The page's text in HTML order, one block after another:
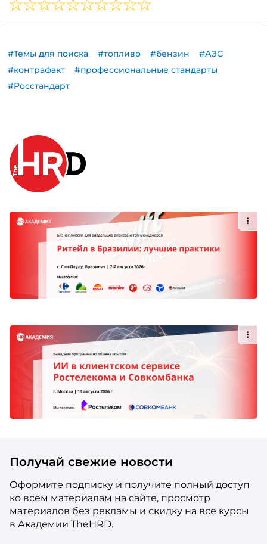
#Темы для поиска #топливо #бензин
#АЗС
#контрафакт
#профессиональные стандарты
#Росстандарт
Получай свежие новости
Оформите подписку и получите полный доступ
ко всем материалам на сайте, просмотр
материалов без рекламы и скидку на все курсы
в Академии TheHRD.